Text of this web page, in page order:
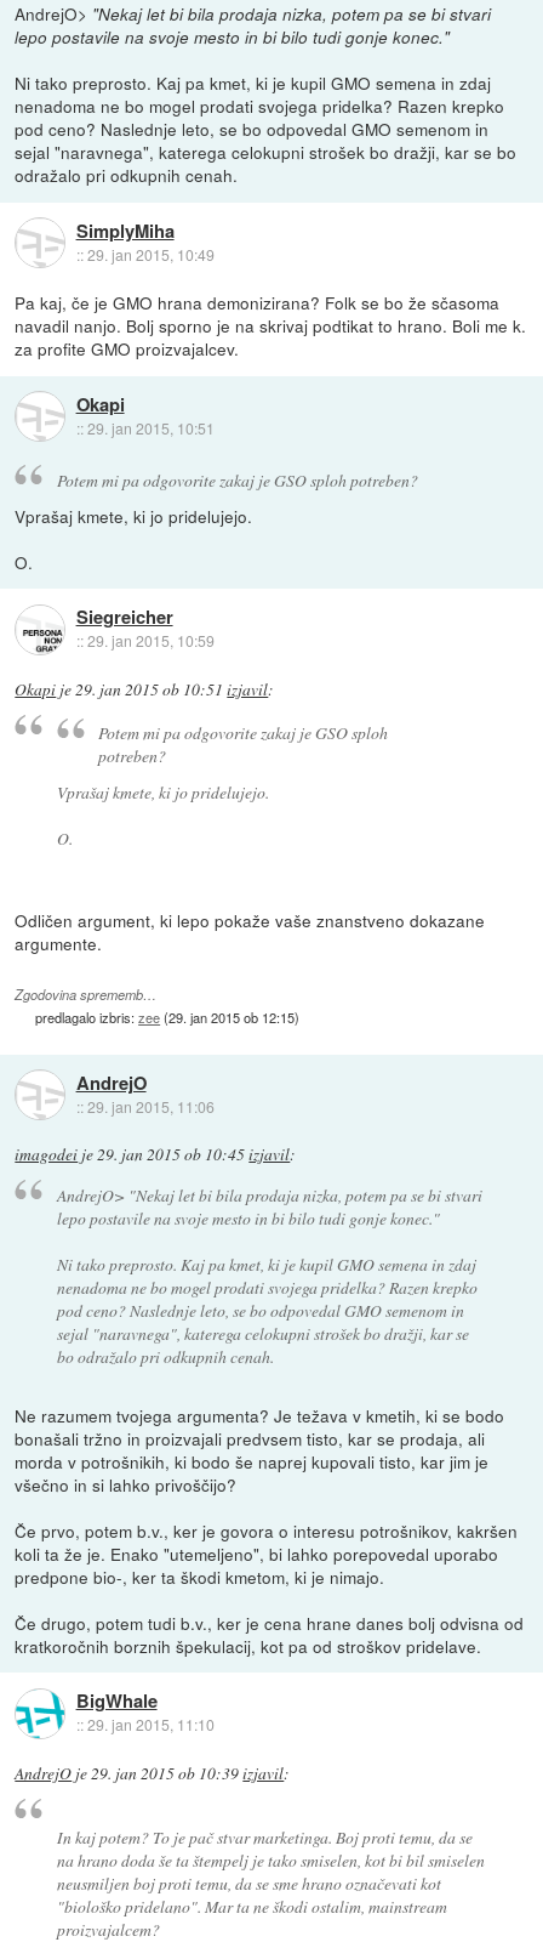
AndrejO> "Nekaj let bi bila prodaja nizka, potem pa se bi stvari
lepo postavile na svoje mesto in bi bilo tudi gonje konec."
Ni tako preprosto. Kaj pa kmet, ki je kupil GMO semena in zdaj
nenadoma ne bo mogel prodati svojega pridelka? Razen krepko
pod ceno? Naslednje leto, se bo odpovedal GMO semenom in
sejal "naravnega", katerega celokupni strošek bo dražji, kar se bo
odražalo pri odkupnih cenah.
SimplyMiha
::29. jan 2015, 10:49
Pa kaj, če je GMO hrana demonizirana? Folk se bo že sčasoma
navadil nanjo. Bolj sporno je na skrivaj podtikat to hrano. Boli me k.
za profite GMO proizvajalcev.
Okapi
::29. jan 2015, 10:51
Potem mi pa odgovorite zakaj je GSO sploh potreben?
Vprašaj kmete, ki jo pridelujejo.
O.
Siegreicher
::29. jan 2015, 10:59
Okapi je29. jan 2015 ob 10:51 izjavil:
Potem mi pa odgovorite zakaj je GSO sploh
potreben?
Vprašaj kmete, ki jo pridelujejo.
O.
Odličen argument, ki lepo pokaže vaše znanstveno dokazane
argumente.
Zgodovina sprememb…
predlagalo izbris:zee(29. jan 2015 ob 12:15)
AndrejO
::29. jan 2015, 11:06
imagodei je29. jan 2015 ob 10:45izjavil:
AndrejO> "Nekaj let bi bila prodaja nizka, potem pa se bi stvari
lepo postavile na svoje mesto in bi bilo tudi gonje konec."
Ni tako preprosto. Kaj pa kmet, ki je kupil GMO semena in zdaj
nenadoma ne bo mogel prodati svojega pridelka? Razen krepko
pod ceno? Naslednje leto, se bo odpovedal GMO semenom in
sejal "naravnega", katerega celokupni strošek bo dražji, kar se
bo odražalo pri odkupnih cenah.
Ne razumem tvojega argumenta? Je težava v kmetih, ki se bodo
bonašali tržno in proizvajali predvsem tisto, kar se prodaja, ali
morda v potrošnikih, ki bodo še naprej kupovali tisto, kar jim je
všečno in si lahko privoščijo?
Če prvo, potem b.v., ker je govora o interesu potrošnikov, kakršen
koli ta že je. Enako "utemeljeno", bi lahko porepovedal uporabo
predpone bio-, ker ta škodi kmetom, ki je nimajo.
Če drugo, potem tudi b.v., ker je cena hrane danes bolj odvisna od
kratkoročnih borznih špekulacij, kot pa od stroškov pridelave.
BigWhale
::29. jan 2015, 11:10
AndrejO je29. jan 2015 ob 10:39izjavil:
In kaj potem? To je pač stvar marketinga. Boj proti temu, da se
na hrano doda še ta štempelj je tako smiselen, kot bi bil smiselen
neusmiljen boj proti temu, da se sme hrano označevati kot
"biološko pridelano". Mar ta ne škodi ostalim, mainstream
proizvajalcem?